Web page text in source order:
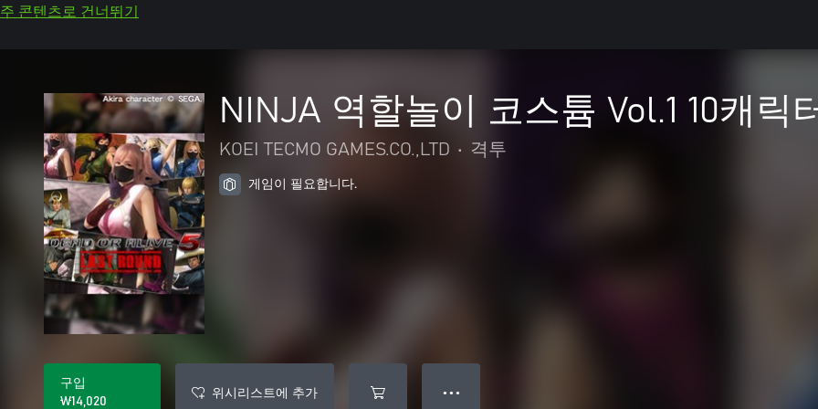
주 콘텐츠로 건너뛰기
NINJA 역할놀이 코스튬 Vol.1 10캐릭
KOEI TECMO GAMES.CO.,LTD • 격투
게임이 필요합니다.
구입
₩14,020
위시리스트에 추가 ● ● ●